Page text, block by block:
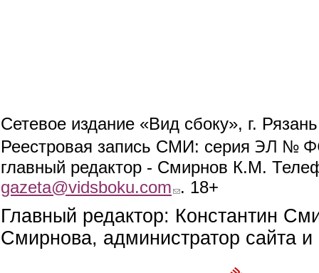
Сетевое издание «Вид сбоку», г.
Реестровая запись СМИ: серия ЭЛ №
главный редактор - Смирнов К.М.
gazeta@vidsboku.com (link sends e-mail)
. 18+
Главный редактор: Константин
Смирнова, администратор сайта